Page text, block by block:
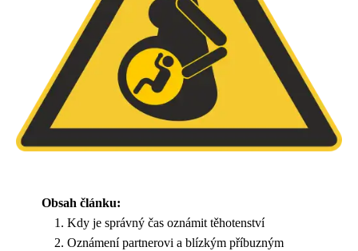
Obsah článku:
Kdy je správný čas oznámit těhotenství
Oznámení partnerovi a blízkým příbuzným